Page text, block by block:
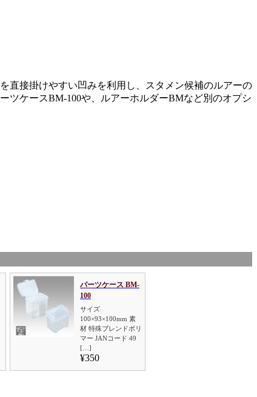
直接掛けやすい凹みを利用し、スタメン候補のルアーの
ツケースBM-100や、ルアーホルダーBMなど別のオプシ
パーツケース BM-
100
サイズ
100×93×100mm 素
材 特殊ブレンドポリ
マー JANコード 49
[…]
¥350